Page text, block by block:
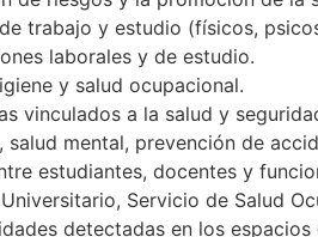
trabajo y estudio (físicos,
laborales y de estudio.
y salud ocupacional.
vinculados a la salud y
mental, prevención de
estudiantes, docentes y
Servicio de Salud
detectadas en los